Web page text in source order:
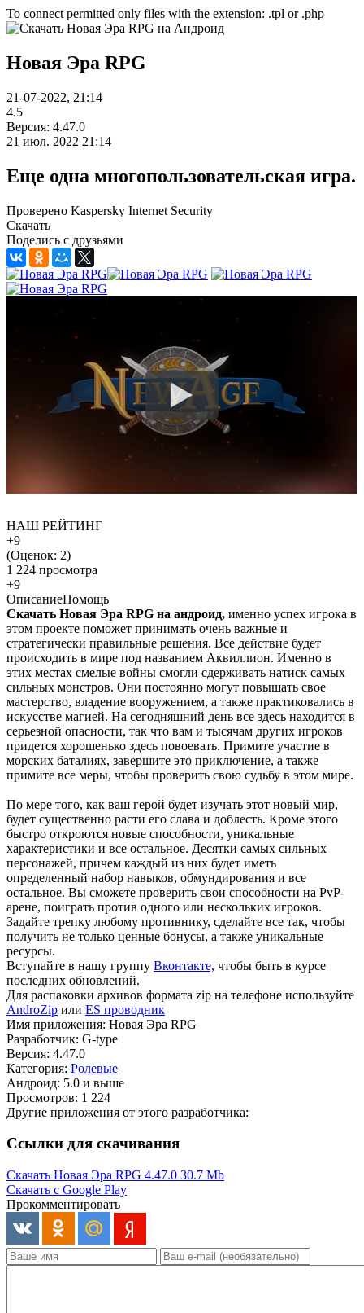
To connect permitted only files with the extension: .tpl or .php
Новая Эра RPG
21-07-2022, 21:14
4.5
Версия: 4.47.0
21 июл. 2022 21:14
Еще одна многопользовательская игра.
Проверено Kaspersky Internet Security
Скачать
Поделись с друзьями
НАШ РЕЙТИНГ
+9
(Оценок: 2)
1 224 просмотра
+9
ОписаниеПомощь
Скачать Новая Эра RPG на андроид, именно успех игрока в
этом проекте поможет принимать очень важные и
стратегически правильные решения. Все действие будет
происходить в мире под названием Аквиллион. Именно в
этих местах смелые войны смогли сдерживать натиск самых
сильных монстров. Они постоянно могут повышать свое
мастерство, владение вооружением, а также практиковались в
искусстве магией. На сегодняшний день все здесь находится в
серьезной опасности, так что вам и тысячам других игроков
придется хорошенько здесь повоевать. Примите участие в
морских баталиях, завершите это приключение, а также
примите все меры, чтобы проверить свою судьбу в этом мире.
По мере того, как ваш герой будет изучать этот новый мир,
будет существенно расти его слава и доблесть. Кроме этого
быстро откроются новые способности, уникальные
характеристики и все остальное. Десятки самых сильных
персонажей, причем каждый из них будет иметь
определенный набор навыков, обмундирования и все
остальное. Вы сможете проверить свои способности на PvP-
арене, поиграть против одного или нескольких игроков.
Задайте трепку любому противнику, сделайте все так, чтобы
получить не только ценные бонусы, а также уникальные
ресурсы.
Вступайте в нашу группу Вконтакте, чтобы быть в курсе
последних обновлений.
Для распаковки архивов формата zip на телефоне используйте
AndroZip или ES проводник
Имя приложения: Новая Эра RPG
Разработчик: G-type
Версия: 4.47.0
Категория: Ролевые
Андроид: 5.0 и выше
Просмотров: 1 224
Другие приложения от этого разработчика:
Ссылки для скачивания
Скачать Новая Эра RPG 4.47.0 30.7 Mb
Скачать с Google Play
Прокомментировать